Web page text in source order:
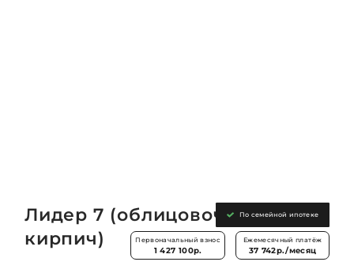
По семейной ипотеке
Ежемесячный платёж
37 742р./месяц
Первоначальный взнос
1 427 100р.
Лидер 7 (облицовоч.
кирпич)